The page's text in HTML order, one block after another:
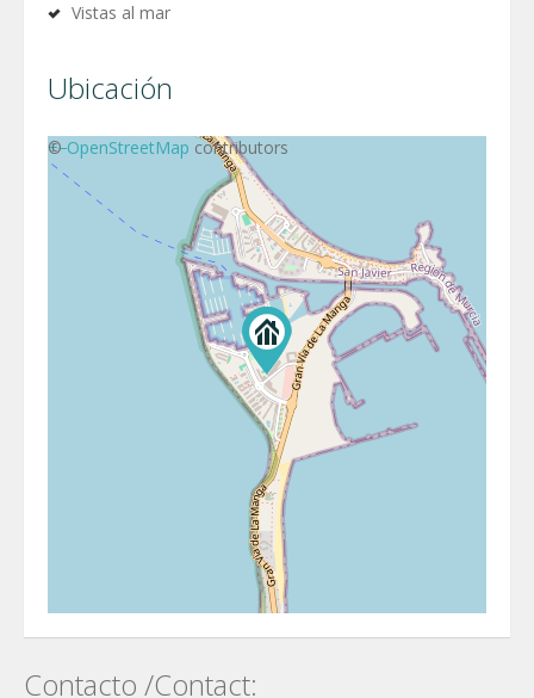
Vistas al mar
Ubicación
+−
©OpenStreetMap contributors
Contacto /Contact: